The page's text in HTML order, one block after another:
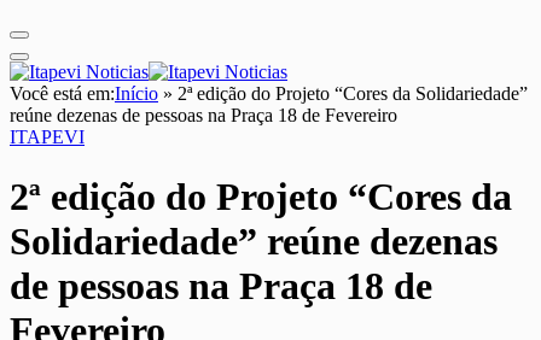
Você está em:Início » 2ª edição do Projeto “Cores da Solidariedade”
reúne dezenas de pessoas na Praça 18 de Fevereiro
ITAPEVI
2ª edição do Projeto “Cores da
Solidariedade” reúne dezenas
de pessoas na Praça 18 de
Fevereiro